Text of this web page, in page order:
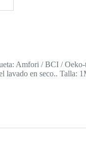
Amfori / BCI /
lavado en seco.. Talla: